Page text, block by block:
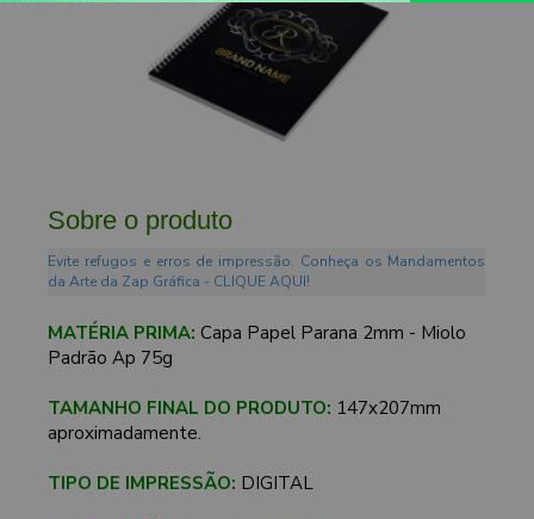
Sobre o produto
Evite refugos e erros de impressão. Conheça os Mandamentos
da Arte da Zap Gráfica - CLIQUE AQUI!
MATÉRIA PRIMA: Capa Papel Parana 2mm - Miolo
Padrão Ap 75g
TAMANHO FINAL DO PRODUTO: 147x207mm
aproximadamente.
TIPO DE IMPRESSÃO: DIGITAL